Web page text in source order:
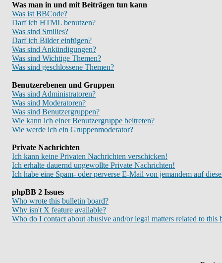
Was man in und mit Beiträgen tun kann
Was ist BBCode?
Darf ich HTML benutzen?
Was sind Smilies?
Darf ich Bilder einfügen?
Was sind Ankündigungen?
Was sind Wichtige Themen?
Was sind geschlossene Themen?
Benutzerebenen und Gruppen
Was sind Administratoren?
Was sind Moderatoren?
Was sind Benutzergruppen?
Wie kann ich einer Benutzergruppe beitreten?
Wie werde ich ein Gruppenmoderator?
Private Nachrichten
Ich kann keine Privaten Nachrichten verschicken!
Ich erhalte dauernd ungewollte Private Nachrichten!
Ich habe eine Spam- oder perverse E-Mail von jemandem auf
phpBB 2 Issues
Who wrote this bulletin board?
Why isn't X feature available?
Who do I contact about abusive and/or legal matters related to this